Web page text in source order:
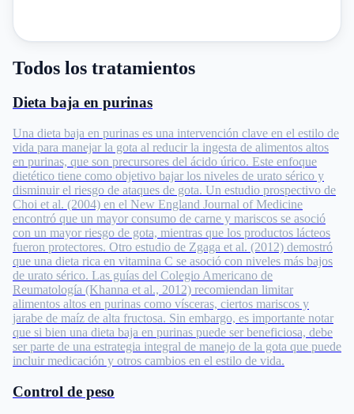
Todos los tratamientos
Dieta baja en purinas
Una dieta baja en purinas es una intervención clave en el estilo de
vida para manejar la gota al reducir la ingesta de alimentos altos
en purinas, que son precursores del ácido úrico. Este enfoque
dietético tiene como objetivo bajar los niveles de urato sérico y
disminuir el riesgo de ataques de gota. Un estudio prospectivo de
Choi et al. (2004) en el New England Journal of Medicine
encontró que un mayor consumo de carne y mariscos se asoció
con un mayor riesgo de gota, mientras que los productos lácteos
fueron protectores. Otro estudio de Zgaga et al. (2012) demostró
que una dieta rica en vitamina C se asoció con niveles más bajos
de urato sérico. Las guías del Colegio Americano de
Reumatología (Khanna et al., 2012) recomiendan limitar
alimentos altos en purinas como vísceras, ciertos mariscos y
jarabe de maíz de alta fructosa. Sin embargo, es importante notar
que si bien una dieta baja en purinas puede ser beneficiosa, debe
ser parte de una estrategia integral de manejo de la gota que puede
incluir medicación y otros cambios en el estilo de vida.
Control de peso